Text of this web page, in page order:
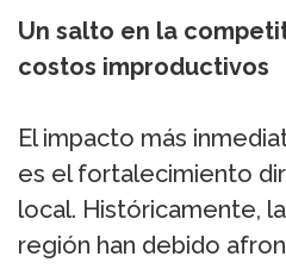
Un salto en la
costos improductivos
El impacto más
es el fortalecimiento
local. Históricamente,
región han debido